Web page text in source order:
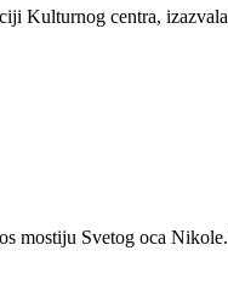
Kulturnog centra,
mostiju Svetog oca